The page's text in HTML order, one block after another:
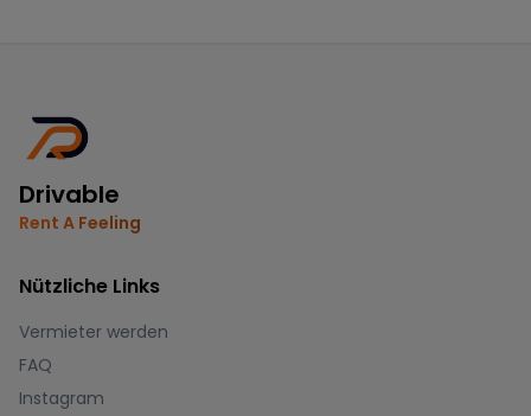
Drivable
Rent A Feeling
Nützliche Links
Vermieter werden
FAQ
Instagram